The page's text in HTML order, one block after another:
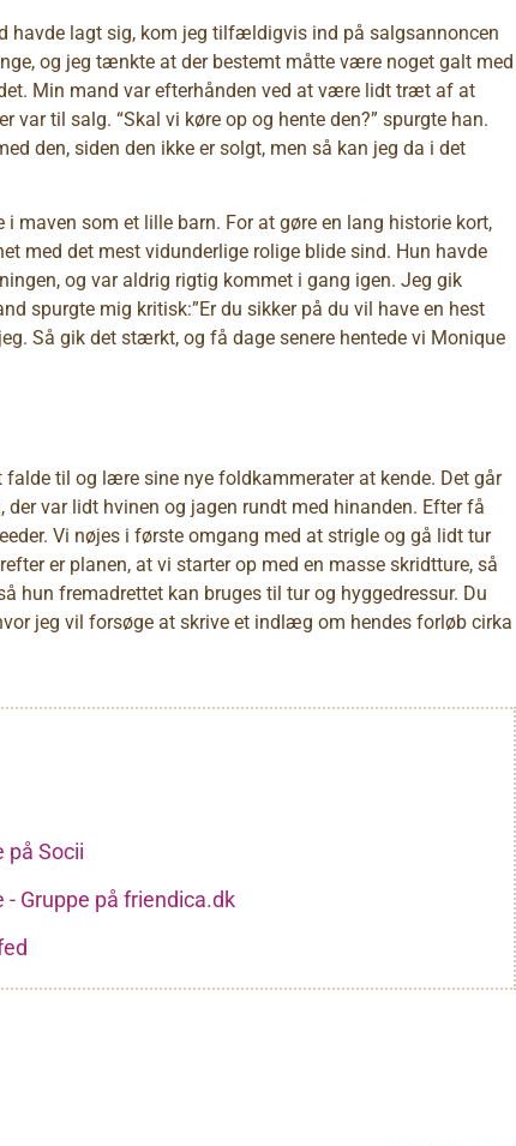
havde lagt sig, kom jeg tilfældigvis ind på salgsannoncen
og jeg tænkte at der bestemt måtte være noget galt med
Min mand var efterhånden ved at være lidt træt af at
var til salg. “Skal vi køre op og hente den?” spurgte han.
den, siden den ikke er solgt, men så kan jeg da i det
maven som et lille barn. For at gøre en lang historie kort,
med det mest vidunderlige rolige blide sind. Hun havde
og var aldrig rigtig kommet i gang igen. Jeg gik
spurgte mig kritisk:”Er du sikker på du vil have en hest
Så gik det stærkt, og få dage senere hentede vi Monique
til og lære sine nye foldkammerater at kende. Det går
var lidt hvinen og jagen rundt med hinanden. Efter få
Vi nøjes i første omgang med at strigle og gå lidt tur
er planen, at vi starter op med en masse skridtture, så
hun fremadrettet kan bruges til tur og hyggedressur. Du
jeg vil forsøge at skrive et indlæg om hendes forløb cirka
på Socii
Gruppe på friendica.dk